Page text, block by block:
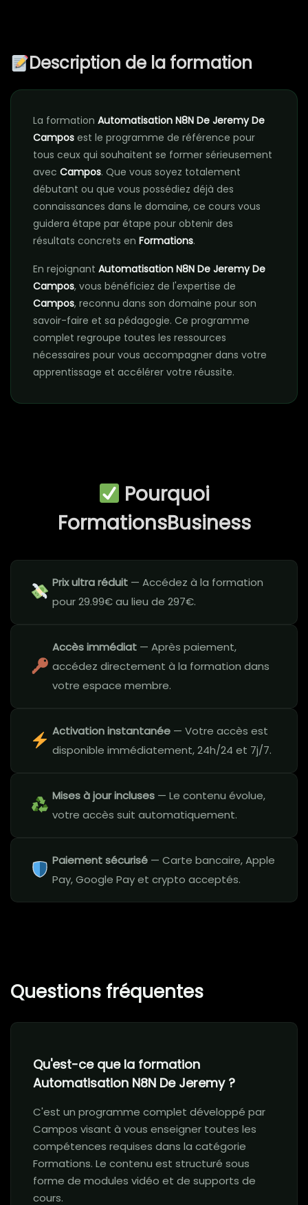
Description de la formation
La formation Automatisation N8N De Jeremy De
Campos est le programme de référence pour
tous ceux qui souhaitent se former sérieusement
avec Campos. Que vous soyez totalement
débutant ou que vous possédiez déjà des
connaissances dans le domaine, ce cours vous
guidera étape par étape pour obtenir des
résultats concrets en Formations.
En rejoignant Automatisation N8N De Jeremy De
Campos, vous bénéficiez de l'expertise de
Campos, reconnu dans son domaine pour son
savoir-faire et sa pédagogie. Ce programme
complet regroupe toutes les ressources
nécessaires pour vous accompagner dans votre
apprentissage et accélérer votre réussite.
Pourquoi
FormationsBusiness
Prix ultra réduit — Accédez à la formation
pour 29.99€ au lieu de 297€.
Accès immédiat — Après paiement,
accédez directement à la formation dans
votre espace membre.
Activation instantanée — Votre accès est
disponible immédiatement, 24h/24 et 7j/7.
Mises à jour incluses — Le contenu évolue,
votre accès suit automatiquement.
Paiement sécurisé — Carte bancaire, Apple
Pay, Google Pay et crypto acceptés.
Questions fréquentes
Qu'est-ce que la formation
Automatisation N8N De Jeremy ?
C'est un programme complet développé par
Campos visant à vous enseigner toutes les
compétences requises dans la catégorie
Formations. Le contenu est structuré sous
forme de modules vidéo et de supports de
cours.